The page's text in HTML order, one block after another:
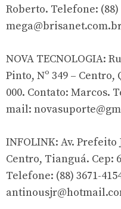
Roberto. Telefone: (88)
mega@brisanet.com.br
NOVA TECNOLOGIA:
Pinto, Nº 349 – Centro,
000. Contato: Marcos.
mail:
INFOLINK: Av. Prefeito
Centro, Tianguá. Cep:
Telefone: (88) 3671-